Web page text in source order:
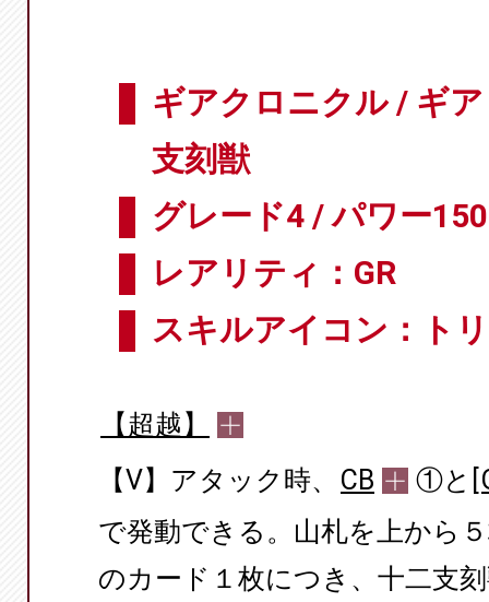
ギアクロニクル / ギ
支刻獣
グレード4 / パワー
レアリティ：GR
スキルアイコン：ト
【超越】
【V】アタック時、
CB ①と[
で発動できる。山札を上から
のカード１枚につき、十二支